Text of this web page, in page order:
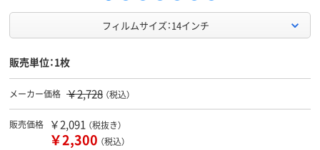
フィルムサイズ：14インチ
販売単位：1枚
メーカー価格 ￥2,728 （税込）
販売価格 ￥2,091 （税抜き）
￥2,300 （税込）